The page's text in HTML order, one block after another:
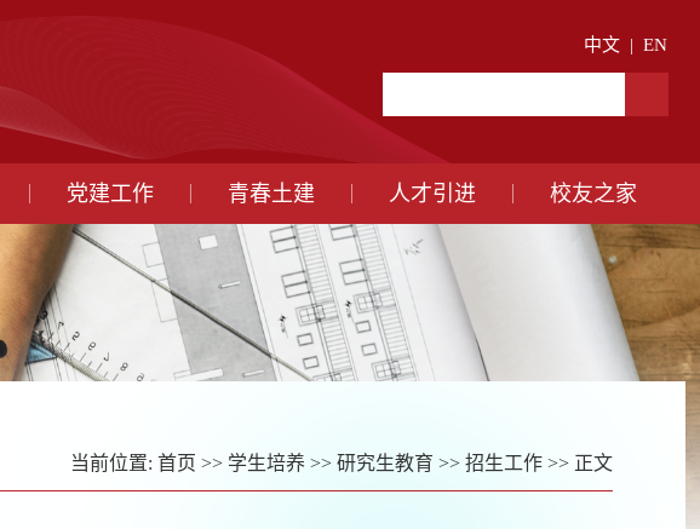
中文 | EN
党建工作 青春土建 人才引进 校友之家
当前位置: 首页 >> 学生培养 >> 研究生教育 >> 招生工作 >> 正文